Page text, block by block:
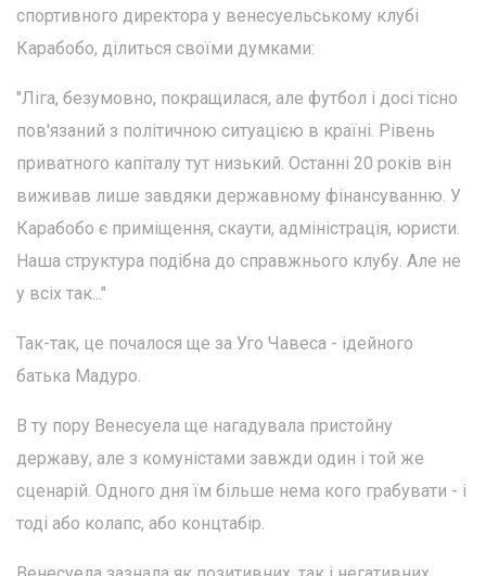
спортивного директора у венесуельському клубі
Карабобо, ділиться своїми думками:
"Ліга, безумовно, покращилася, але футбол і досі тісно
пов'язаний з політичною ситуацією в країні. Рівень
приватного капіталу тут низький. Останні 20 років він
виживав лише завдяки державному фінансуванню. У
Карабобо є приміщення, скаути, адміністрація, юристи.
Наша структура подібна до справжнього клубу. Але не
у всіх так..."
Так-так, це почалося ще за Уго Чавеса - ідейного
батька Мадуро.
В ту пору Венесуела ще нагадувала пристойну
державу, але з комуністами завжди один і той же
сценарій. Одного дня їм більше нема кого грабувати - і
тоді або колапс, або концтабір.